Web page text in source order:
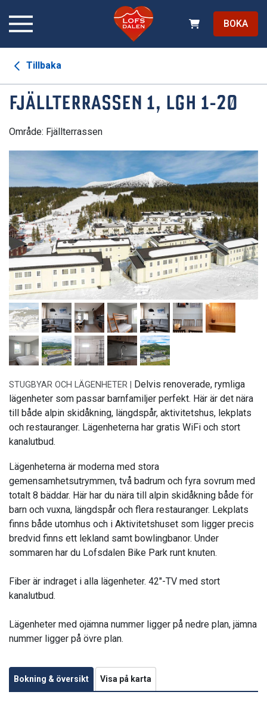
BOKA
Tillbaka
FJÄLLTERRASSEN 1, LGH 1-20
Område: Fjällterrassen
STUGBYAR OCH LÄGENHETER |
Delvis renoverade, rymliga
lägenheter som passar barnfamiljer perfekt. Här är det nära
till både alpin skidåkning, längdspår, aktivitetshus, lekplats
och restauranger. Lägenheterna har gratis WiFi och stort
kanalutbud.
Lägenheterna är moderna med stora
gemensamhetsutrymmen, två badrum och fyra sovrum med
totalt 8 bäddar. Här har du nära till alpin skidåkning både för
barn och vuxna, längdspår och flera restauranger. Lekplats
finns både utomhus och i Aktivitetshuset som ligger precis
bredvid finns ett lekland samt bowlingbanor. Under
sommaren har du Lofsdalen Bike Park runt knuten.
Fiber är indraget i alla lägenheter. 42"-TV med stort
kanalutbud.
Lägenheter med ojämna nummer ligger på nedre plan, jämna
nummer ligger på övre plan.
Bokning & översikt Visa på karta